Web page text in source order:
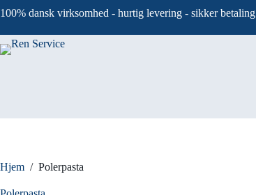
til
100% dansk virksomhed - hurtig levering - sikker betaling
Hjem / Polerpasta